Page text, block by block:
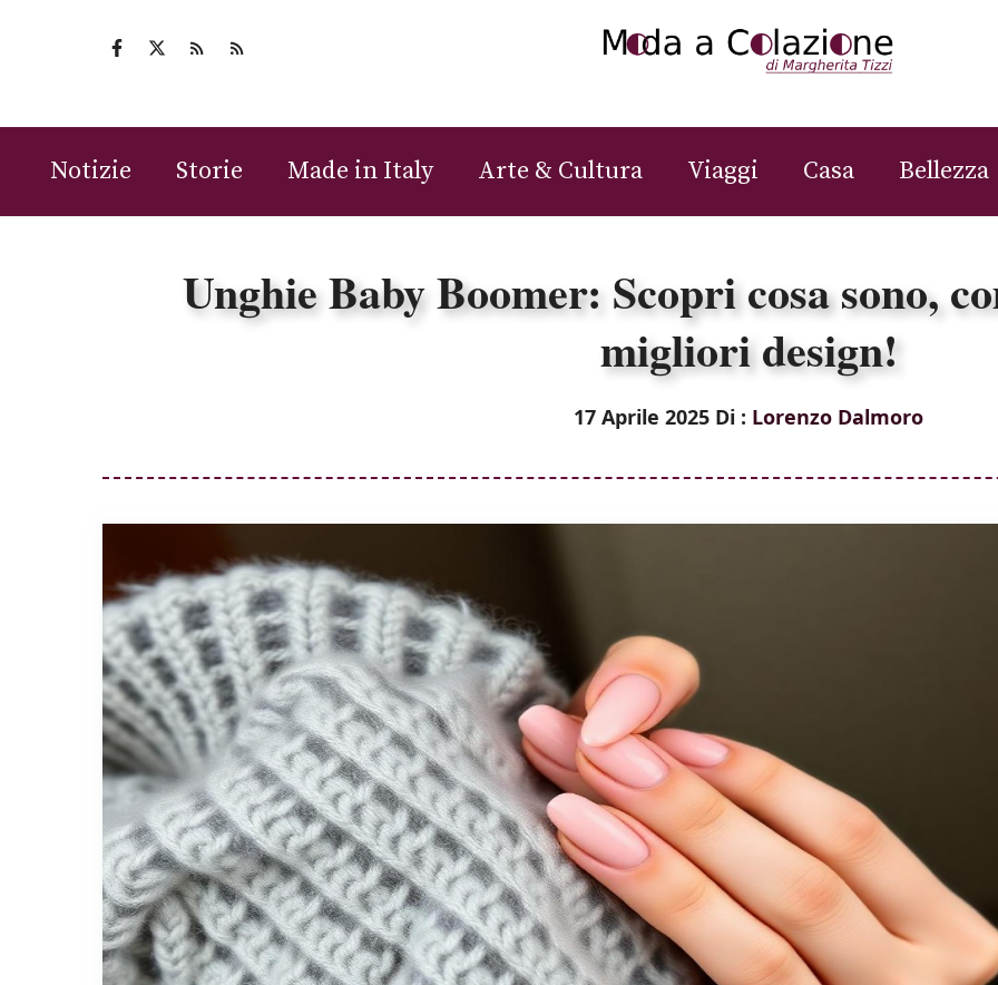
Notizie Storie Made in Italy Arte & Cultura Viaggi Casa Bellezza
Unghie Baby Boomer: Scopri cosa sono,
migliori design!
17 Aprile 2025 Di : Lorenzo Dalmoro